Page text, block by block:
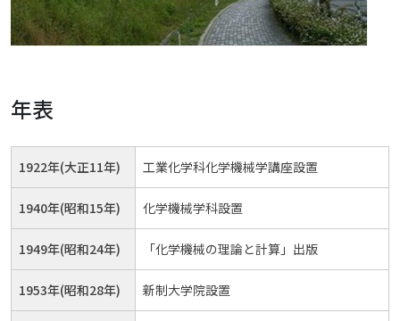
年表
1922年(大正11年) 工業化学科化学機械学講座設置
1940年(昭和15年) 化学機械学科設置
1949年(昭和24年) 「化学機械の理論と計算」出版
1953年(昭和28年) 新制大学院設置